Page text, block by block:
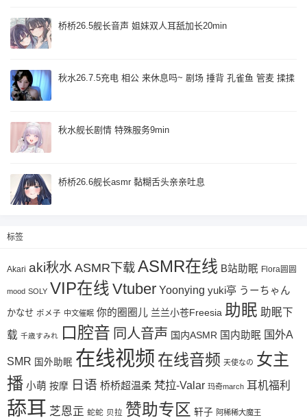
桥桥26.5舰长音声 姐妹双人耳舐加长20min
秋水26.7.5充电 相公 来休息吗~ 剧场 捶背 孔雀鱼 管麦 揉揉
秋水舰长剧情 特殊服务9min
桥桥26.6舰长asmr 黏糊舌头亲亲吐息
标签
Akari aki秋水ASMR下载ASMR在线 B站助眠 Flora圆圆
mood SOLY VIP在线 Vtuber Yoonying yuki亭 うーちゃん
かなせ ポメ子 中文催眠 你的圈圈儿 兰兰小苍Freesia 助眠 助眠下
载 千歳すみれ 口腔音 同人音声 国内ASMR 国内助眠 国外A
SMR 国外助眠 在线视频 在线音频 天使なの 女主
播 小萌 按摩 日语 桥桥超温柔 梵拉-Valar 玛奇march 耳机福利
舔耳 芝恩㱏 蛇蛇 贝拉 赞助专区 轩子 阿稀稀大魔王